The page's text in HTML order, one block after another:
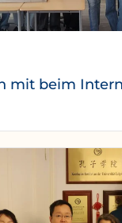
mit beim